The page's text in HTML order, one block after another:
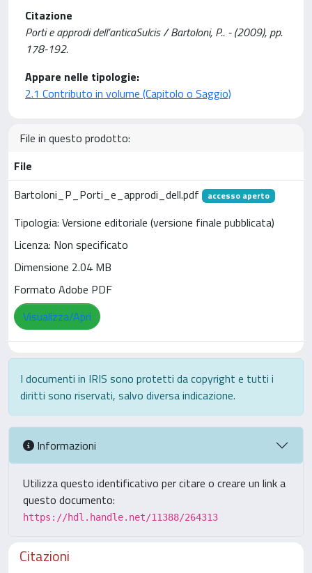
Citazione
Porti e approdi dell’anticaSulcis / Bartoloni, P.. - (2009), pp.
178-192.
Appare nelle tipologie:
2.1 Contributo in volume (Capitolo o Saggio)
File in questo prodotto:
File
Bartoloni_P_Porti_e_approdi_dell.pdf
accesso aperto
Tipologia: Versione editoriale (versione finale pubblicata)
Licenza: Non specificato
Dimensione 2.04 MB
Formato Adobe PDF
Visualizza/Apri
I documenti in IRIS sono protetti da copyright e tutti i
diritti sono riservati, salvo diversa indicazione.
Informazioni
Utilizza questo identificativo per citare o creare un link a
questo documento:
https://hdl.handle.net/11388/264313
Citazioni